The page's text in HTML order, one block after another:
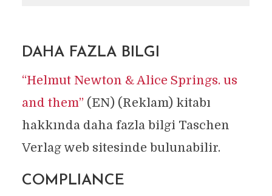
DAHA FAZLA BILGI
“Helmut Newton & Alice Springs. us
and them” (EN) (Reklam) kitabı
hakkında daha fazla bilgi Taschen
Verlag web sitesinde bulunabilir.
COMPLIANCE